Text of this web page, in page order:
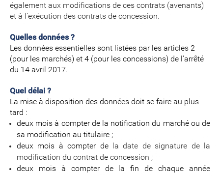
également aux modifications de ces contrats (avenants)
et à l’exécution des contrats de concession.
Quelles données ?
Les données essentielles sont listées par les articles 2
(pour les marchés) et 4 (pour les concessions) de l’arrêté
du 14 avril 2017.
Quel délai ?
La mise à disposition des données doit se faire au plus
tard :
deux mois à compter de la notification du marché ou de
sa modification au titulaire ;
deux mois à compter de
la date de signature de la
modification du contrat de concession ;
deux mois à compter de la fin de chaque année